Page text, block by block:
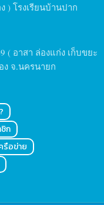
) โรงเรียนบ้านปาก
( อาสา ล่องแก่ง เก็บขยะ
ง จ.นครนายก
ก
รือข่าย